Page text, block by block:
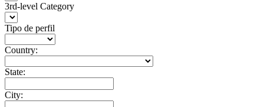
3rd-level Category
Tipo de perfil
Country:
State:
City: